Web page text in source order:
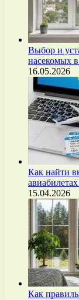
Выбор и
насекомых
16.05.2026
Как найти
15.04.2026
Как